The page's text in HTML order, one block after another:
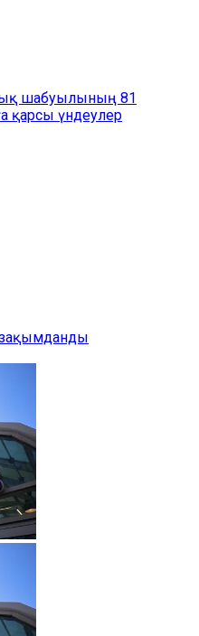
шабуылының 81
қарсы үндеулер
зақымданды